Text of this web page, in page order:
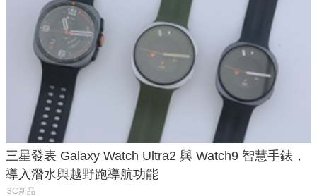
三星發表 Galaxy Watch Ultra2 與 Watch9 智慧手錶，
導入潛水與越野跑導航功能
3C新品